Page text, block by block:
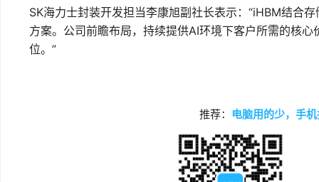
SK海力士封装开发担当李康旭副社长表示：“iHBM结合
方案。公司前瞻布局，持续提供AI环境下客户所需的核
位。”
推荐： 电脑用的少，手